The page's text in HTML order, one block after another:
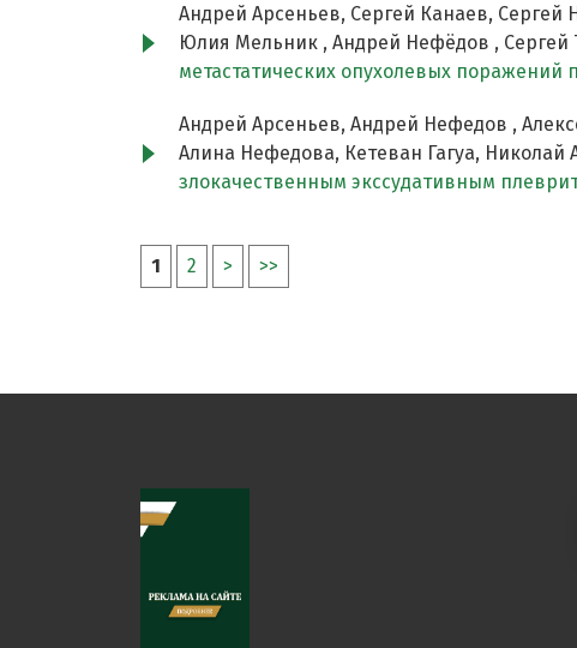
Андрей Арсеньев, Сергей Канаев,
Юлия Мельник , Андрей Нефёдов , Сергей
метастатических опухолевых поражений
Андрей Арсеньев, Андрей Нефедов ,
Алина Нефедова, Кетеван Гагуа, Николай
злокачественным экссудативным
1 2 > >>